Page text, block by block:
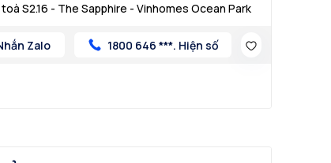
toà S2.16 - The Sapphire - Vinhomes Ocean Park
Zalo 1800 646 ***. Hiện số